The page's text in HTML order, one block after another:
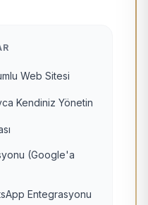
Web Sitesi
Kendiniz Yönetin
(Google'a
Entegrasyonu